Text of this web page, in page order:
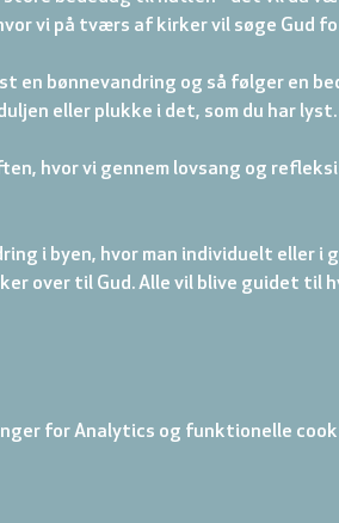
vi på tværs af kirker vil søge Gud
en bønnevandring og så følger en
eller plukke i det, som du har lyst.
hvor vi gennem lovsang og
i byen, hvor man individuelt eller i
over til Gud. Alle vil blive guidet til
for Analytics og funktionelle